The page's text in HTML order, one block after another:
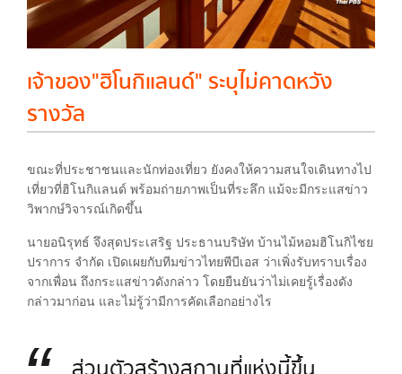
เจ้าของ"ฮิโนกิแลนด์" ระบุไม่คาดหวัง
รางวัล
ขณะที่ประชาชนและนักท่องเที่ยว ยังคงให้ความสนใจเดินทางไป
เที่ยวที่ฮิโนกิแลนด์ พร้อมถ่ายภาพเป็นที่ระลึก แม้จะมีกระแสข่าว
วิพากษ์วิจารณ์เกิดขึ้น
นายอนิรุทธ์ จึงสุดประเสริฐ ประธานบริษัท บ้านไม้หอมฮิโนกิไชย
ปราการ จำกัด เปิดเผยกับทีมข่าวไทยพีบีเอส ว่าเพิ่งรับทราบเรื่อง
จากเพื่อน ถึงกระแสข่าวดังกล่าว โดยยืนยันว่าไม่เคยรู้เรื่องดัง
กล่าวมาก่อน และไม่รู้ว่ามีการคัดเลือกอย่างไร